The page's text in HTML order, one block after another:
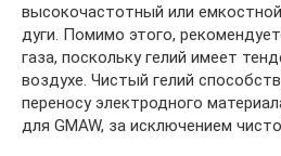
высокочастотный или
дуги. Помимо этого,
газа, поскольку гелий имеет
воздухе. Чистый гелий
переносу электродного
для GMAW, за исключением